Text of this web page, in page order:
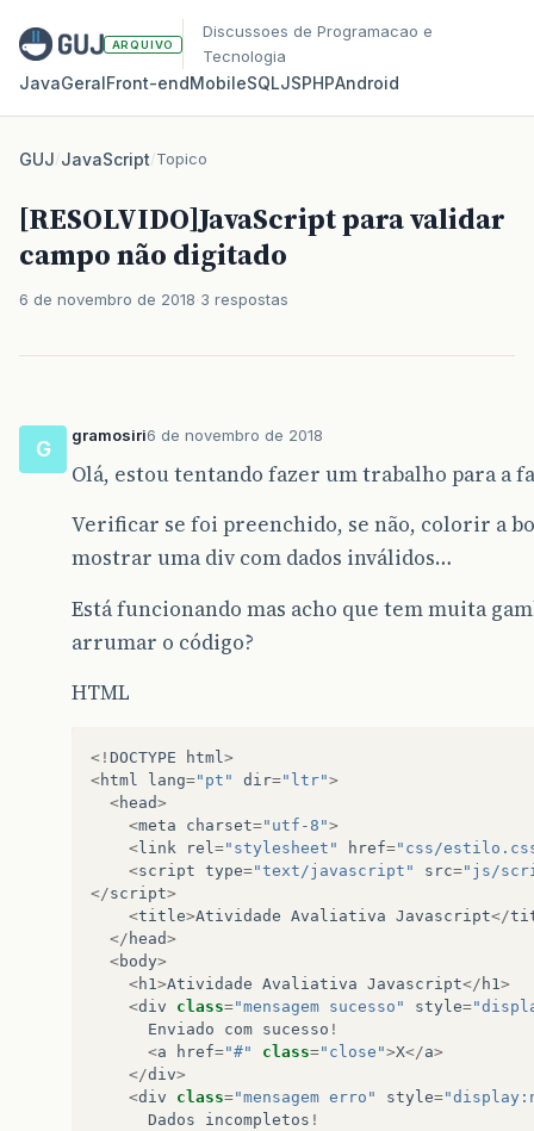
ARQUIVO
Discussoes de Programacao e
Tecnologia
JavaGeralFront‑endMobileSQLJSPHPAndroid
GUJ/JavaScript/Topico
[RESOLVIDO]JavaScript para validar
campo não digitado
6 de novembro de 2018 3 respostas
G
gramosiri6 de novembro de 2018
Olá, estou tentando fazer um trabalho para a
Verificar se foi preenchido, se não, colorir a
mostrar uma div com dados inválidos…
Está funcionando mas acho que tem muita
arrumar o código?
HTML
<! DOCTYPE html >
<html lang="pt" dir="ltr">
<head>
<meta charset="utf-8">
< link rel ="stylesheet" href="css/
<script type="text/javascript" src="js/
</script>
<title>Atividade Avaliativa Javascript</
</ head>
<body>
<h1 >Atividade Avaliativa Javascript</ h1 >
<div class="mensagem sucesso" style=
Enviado
com sucesso !
<a href="#" class="close">X</a>
</div>
<div class="mensagem erro" style=
Dados
incompletos !